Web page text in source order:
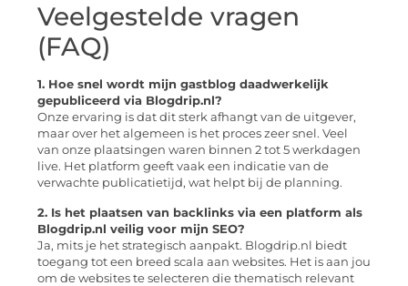
Veelgestelde vragen
(FAQ)
1. Hoe snel wordt mijn gastblog daadwerkelijk
gepubliceerd via Blogdrip.nl?
Onze ervaring is dat dit sterk afhangt van de uitgever,
maar over het algemeen is het proces zeer snel. Veel
van onze plaatsingen waren binnen 2 tot 5 werkdagen
live. Het platform geeft vaak een indicatie van de
verwachte publicatietijd, wat helpt bij de planning.
2. Is het plaatsen van backlinks via een platform als
Blogdrip.nl veilig voor mijn SEO?
Ja, mits je het strategisch aanpakt. Blogdrip.nl biedt
toegang tot een breed scala aan websites. Het is aan jou
om de websites te selecteren die thematisch relevant